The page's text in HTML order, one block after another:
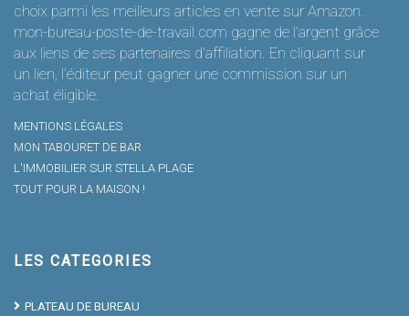
choix parmi les meilleurs articles en vente sur Amazon.
mon-bureau-poste-de-travail.com gagne de l'argent grâce
aux liens de ses partenaires d'affiliation. En cliquant sur
un lien, l'éditeur peut gagner une commission sur un
achat éligible.
MENTIONS LÉGALES
MON TABOURET DE BAR
L'IMMOBILIER SUR STELLA PLAGE
TOUT POUR LA MAISON !
LES CATEGORIES
PLATEAU DE BUREAU